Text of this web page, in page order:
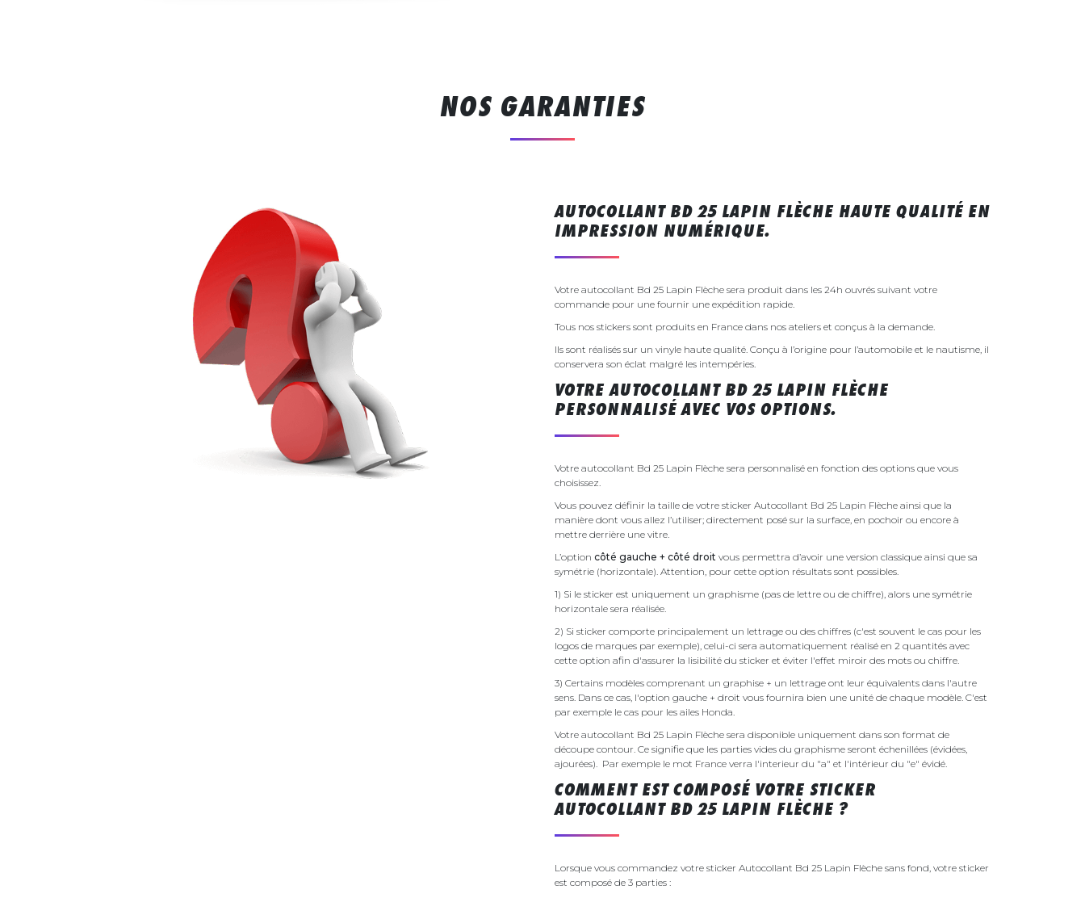
NOS GARANTIES
AUTOCOLLANT BD 25 LAPIN FLÈCHE HAUTE QUALITÉ EN
IMPRESSION NUMÉRIQUE.
Votre autocollant Bd 25 Lapin Flèche sera produit dans les 24h ouvrés suivant votre
commande pour une fournir une expédition rapide.
Tous nos stickers sont produits en France dans nos ateliers et conçus à la demande.
Ils sont réalisés sur un vinyle haute qualité. Conçu à l’origine pour l’automobile et le nautisme, il
conservera son éclat malgré les intempéries.
VOTRE AUTOCOLLANT BD 25 LAPIN FLÈCHE
PERSONNALISÉ AVEC VOS OPTIONS.
Votre autocollant Bd 25 Lapin Flèche sera personnalisé en fonction des options que vous
choisissez.
Vous pouvez définir la taille de votre sticker Autocollant Bd 25 Lapin Flèche ainsi que la
manière dont vous allez l’utiliser; directement posé sur la surface, en pochoir ou encore à
mettre derrière une vitre.
L’option côté gauche + côté droit vous permettra d’avoir une version classique ainsi que sa
symétrie (horizontale). Attention, pour cette option résultats sont possibles.
1) Si le sticker est uniquement un graphisme (pas de lettre ou de chiffre), alors une symétrie
horizontale sera réalisée.
2) Si sticker comporte principalement un lettrage ou des chiffres (c'est souvent le cas pour les
logos de marques par exemple), celui-ci sera automatiquement réalisé en 2 quantités avec
cette option afin d'assurer la lisibilité du sticker et éviter l'effet miroir des mots ou chiffre.
3) Certains modèles comprenant un graphise + un lettrage ont leur équivalents dans l'autre
sens. Dans ce cas, l'option gauche + droit vous fournira bien une unité de chaque modèle. C'est
par exemple le cas pour les ailes Honda.
Votre autocollant Bd 25 Lapin Flèche sera disponible uniquement dans son format de
découpe contour. Ce signifie que les parties vides du graphisme seront échenillées (évidées,
ajourées). Par exemple le mot France verra l'interieur du "a" et l'intérieur du "e" évidé.
COMMENT EST COMPOSÉ VOTRE STICKER
AUTOCOLLANT BD 25 LAPIN FLÈCHE ?
Lorsque vous commandez votre sticker Autocollant Bd 25 Lapin Flèche sans fond, votre sticker
est composé de 3 parties :